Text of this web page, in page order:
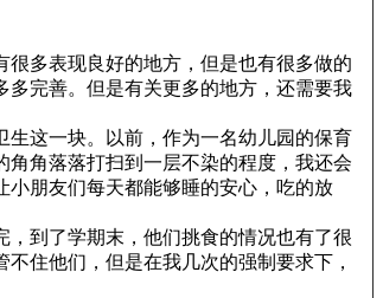
多表现良好的地方，但是也有很多做的
完善。但是有关更多的地方，还需要我
这一块。以前，作为一名幼儿园的保育
角落落打扫到一层不染的程度，我还会
朋友们每天都能够睡的安心，吃的放
到了学期末，他们挑食的情况也有了很
住他们，但是在我几次的强制要求下，